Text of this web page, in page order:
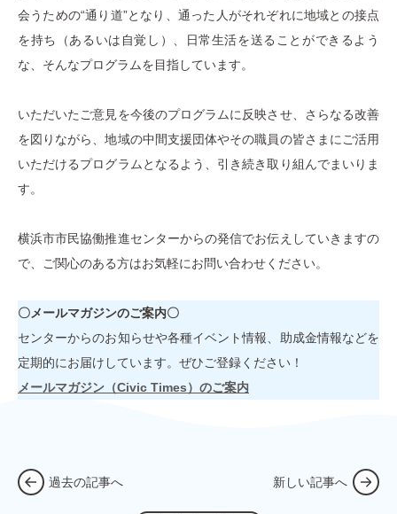
会うための“通り道”となり、通った人がそれぞれに地域との接点
を持ち（あるいは自覚し）、日常生活を送ることができるよう
な、そんなプログラムを目指しています。
いただいたご意見を今後のプログラムに反映させ、さらなる改善
を図りながら、地域の中間支援団体やその職員の皆さまにご活用
いただけるプログラムとなるよう、引き続き取り組んでまいりま
す。
横浜市市民協働推進センターからの発信でお伝えしていきますの
で、ご関心のある方はお気軽にお問い合わせください。
〇メールマガジンのご案内〇
センターからのお知らせや各種イベント情報、助成金情報などを
定期的にお届けしています。ぜひご登録ください！
メールマガジン（Civic Times）のご案内
過去の記事へ 新しい記事へ